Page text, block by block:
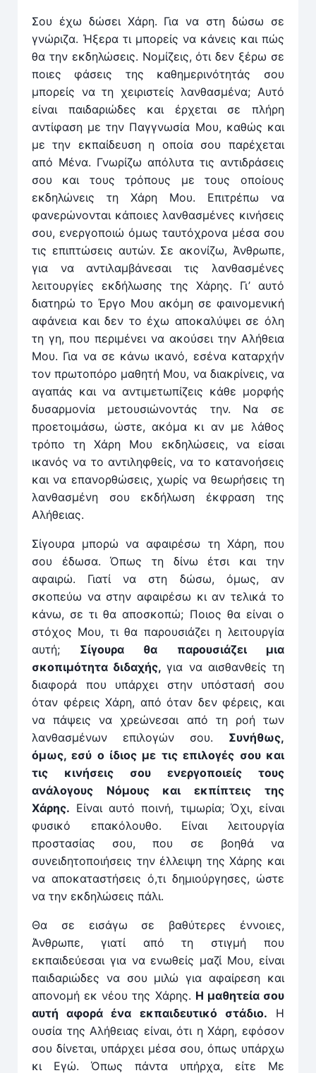
Σου έχω δώσει Χάρη. Για να στη δώσω σε
γνώριζα. Ήξερα τι μπορείς να κάνεις και πώς
θα την εκδηλώσεις. Νομίζεις, ότι δεν ξέρω σε
ποιες φάσεις της καθημερινότητάς σου
μπορείς να τη χειριστείς λανθασμένα; Αυτό
είναι παιδαριώδες και έρχεται σε πλήρη
αντίφαση με την Παγγνωσία Μου, καθώς και
με την εκπαίδευση η οποία σου παρέχεται
από Μένα. Γνωρίζω απόλυτα τις αντιδράσεις
σου και τους τρόπους με τους οποίους
εκδηλώνεις τη Χάρη Μου. Επιτρέπω να
φανερώνονται κάποιες λανθασμένες κινήσεις
σου, ενεργοποιώ όμως ταυτόχρονα μέσα σου
τις επιπτώσεις αυτών. Σε ακονίζω, Άνθρωπε,
για να αντιλαμβάνεσαι τις λανθασμένες
λειτουργίες εκδήλωσης της Χάρης. Γι’ αυτό
διατηρώ το Έργο Μου ακόμη σε φαινομενική
αφάνεια και δεν το έχω αποκαλύψει σε όλη
τη γη, που περιμένει να ακούσει την Αλήθεια
Μου. Για να σε κάνω ικανό, εσένα καταρχήν
τον πρωτοπόρο μαθητή Μου, να διακρίνεις, να
αγαπάς και να αντιμετωπίζεις κάθε μορφής
δυσαρμονία μετουσιώνοντάς την. Να σε
προετοιμάσω, ώστε, ακόμα κι αν με λάθος
τρόπο τη Χάρη Μου εκδηλώσεις, να είσαι
ικανός να το αντιληφθείς, να το κατανοήσεις
και να επανορθώσεις, χωρίς να θεωρήσεις τη
λανθασμένη σου εκδήλωση έκφραση της
Αλήθειας.
Σίγουρα μπορώ να αφαιρέσω τη Χάρη, που
σου έδωσα. Όπως τη δίνω έτσι και την
αφαιρώ. Γιατί να στη δώσω, όμως, αν
σκοπεύω να στην αφαιρέσω κι αν τελικά το
κάνω, σε τι θα αποσκοπώ; Ποιος θα είναι ο
στόχος Μου, τι θα παρουσιάζει η λειτουργία
αυτή; Σίγουρα θα παρουσιάζει μια
σκοπιμότητα διδαχής,για να αισθανθείς τη
διαφορά που υπάρχει στην υπόστασή σου
όταν φέρεις Χάρη, από όταν δεν φέρεις, και
να πάψεις να χρεώνεσαι από τη ροή των
λανθασμένων επιλογών σου. Συνήθως,
όμως, εσύ ο ίδιος με τις επιλογές σου και
τις κινήσεις σου ενεργοποιείς τους
ανάλογους Νόμους και εκπίπτεις της
Χάρης. Είναι αυτό ποινή, τιμωρία; Όχι, είναι
φυσικό επακόλουθο. Είναι λειτουργία
προστασίας σου, που σε βοηθά να
συνειδητοποιήσεις την έλλειψη της Χάρης και
να αποκαταστήσεις ό,τι δημιούργησες, ώστε
να την εκδηλώσεις πάλι.
Θα σε εισάγω σε βαθύτερες έννοιες,
Άνθρωπε, γιατί από τη στιγμή που
εκπαιδεύεσαι για να ενωθείς μαζί Μου, είναι
παιδαριώδες να σου μιλώ για αφαίρεση και
απονομή εκ νέου της Χάρης. Η μαθητεία σου
αυτή ­αφορά ένα εκπαιδευτικό στάδιο. Η
ουσία της Αλήθειας είναι, ότι η Χάρη, εφόσον
σου δίνεται, υπάρχει μέσα σου, όπως υπάρχω
κι Εγώ. Όπως πάντα υπήρχα, είτε Με